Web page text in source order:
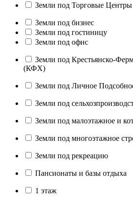
Земли под Торговые Центры
Земли под бизнес
Земли под гостиницу
Земли под офис
Земли под Крестьянско-
(КФХ)
Земли под Личное
Земли под
Земли под малоэтажное и
Земли под многоэтажное
Земли под рекреацию
Пансионаты и базы отдыха
1 этаж